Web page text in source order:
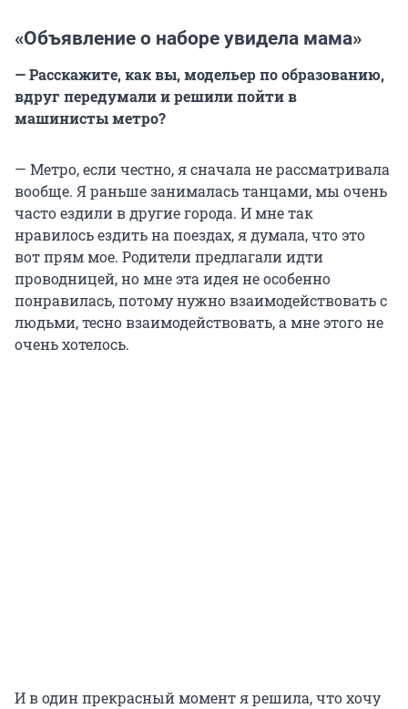
«Объявление о наборе увидела мама»
— Расскажите, как вы, модельер по образованию,
вдруг передумали и решили пойти в
машинисты метро?
— Метро, если честно, я сначала не рассматривала
вообще. Я раньше занималась танцами, мы очень
часто ездили в другие города. И мне так
нравилось ездить на поездах, я думала, что это
вот прям мое. Родители предлагали идти
проводницей, но мне эта идея не особенно
понравилась, потому нужно взаимодействовать с
людьми, тесно взаимодействовать, а мне этого не
очень хотелось.
И в один прекрасный момент я решила, что хочу